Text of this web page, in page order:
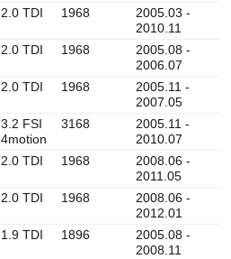
2.0 TDI 1968
2005.03 -
2010.11
2.0 TDI 1968
2005.08 -
2006.07
2.0 TDI 1968
2005.11 -
2007.05
3.2 FSI
4motion
3168
2005.11 -
2010.07
2.0 TDI 1968
2008.06 -
2011.05
2.0 TDI 1968
2008.06 -
2012.01
1.9 TDI 1896
2005.08 -
2008.11